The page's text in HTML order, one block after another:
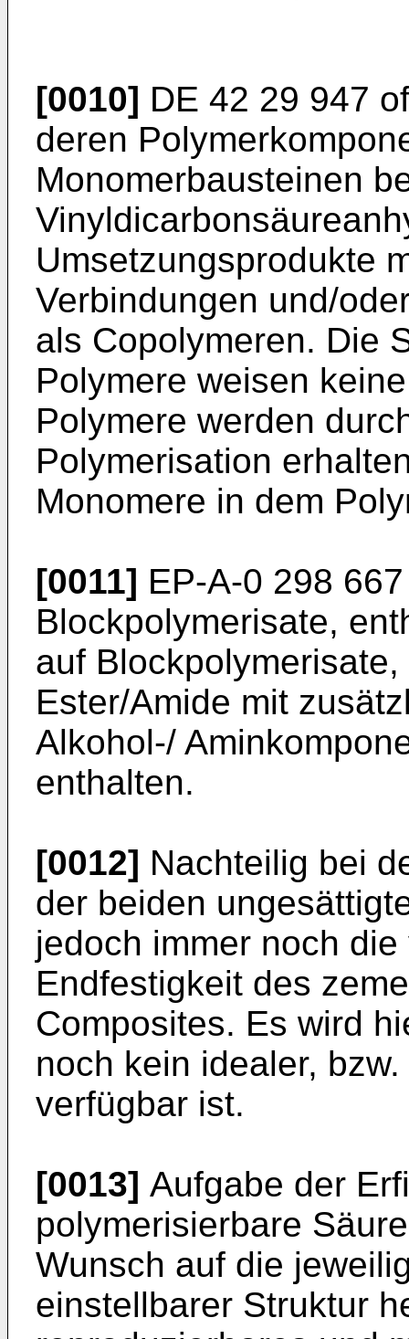
[0010] DE 42 29 947
deren
Monomerbausteinen
Umsetzungsprodukte
Verbindungen und/
als Copolymeren. Die
Polymere weisen
Polymere werden
Polymerisation
Monomere in dem
[0011] EP-A-0 298
Blockpolymerisate,
auf
Ester/Amide mit
Alkohol-/
enthalten.
[0012] Nachteilig bei
der beiden
jedoch immer noch
Endfestigkeit des
Composites. Es wird
noch kein idealer,
verfügbar ist.
[0013] Aufgabe der
polymerisierbare
Wunsch auf die
einstellbarer Struktur